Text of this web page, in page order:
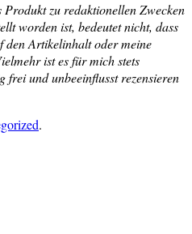
zu redaktionellen Zwecken
worden ist, bedeutet nicht, dass
den Artikelinhalt oder meine
ist es für mich stets
und unbeeinflusst rezensieren
.